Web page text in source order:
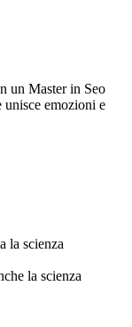
un Master in Seo
emozioni e
la scienza